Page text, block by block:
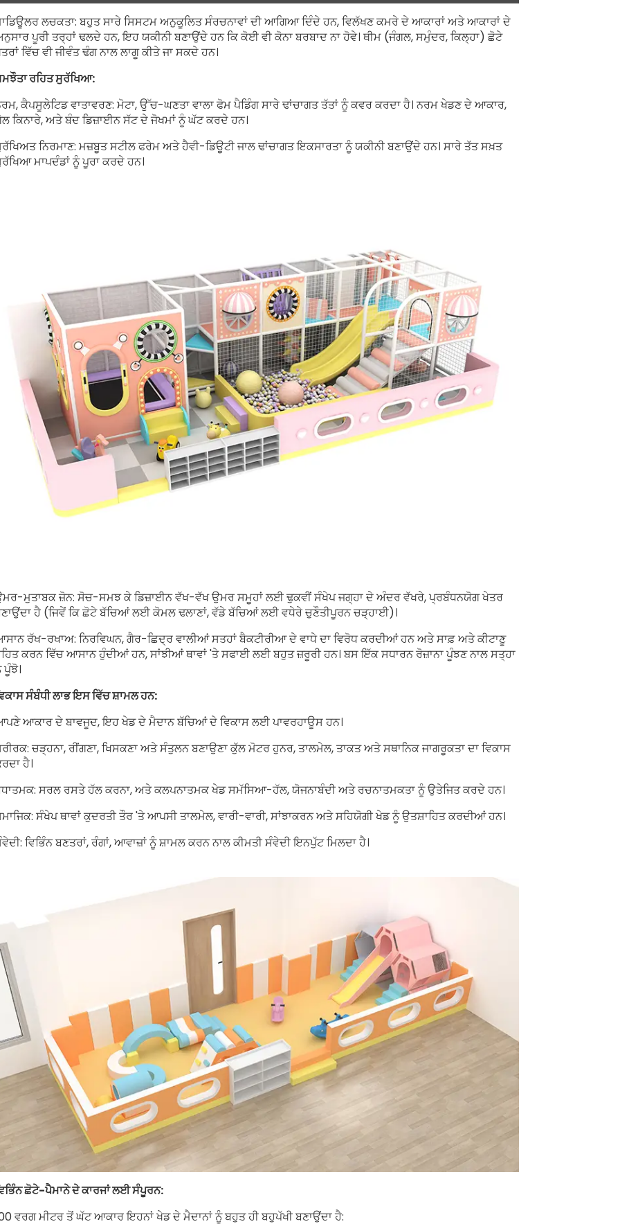
ਲਚਕਤਾ: ਬਹੁਤ ਸਾਰੇ ਸਿਸਟਮ ਅਨੁਕੂਲਿਤ ਸੰਰਚਨਾਵਾਂ ਦੀ ਆਗਿਆ ਦਿੰਦੇ ਹਨ, ਵਿਲੱਖਣ ਕਮਰੇ ਦੇ ਆਕਾਰਾਂ ਅਤੇ ਆਕਾਰਾਂ ਦੇ
ਪੂਰੀ ਤਰ੍ਹਾਂ ਢਲਦੇ ਹਨ, ਇਹ ਯਕੀਨੀ ਬਣਾਉਂਦੇ ਹਨ ਕਿ ਕੋਈ ਵੀ ਕੋਨਾ ਬਰਬਾਦ ਨਾ ਹੋਵੇ। ਥੀਮ (ਜੰਗਲ, ਸਮੁੰਦਰ, ਕਿਲ੍ਹਾ) ਛੋਟੇ
ਵਿੱਚ ਵੀ ਜੀਵੰਤ ਢੰਗ ਨਾਲ ਲਾਗੂ ਕੀਤੇ ਜਾ ਸਕਦੇ ਹਨ।
ਰਹਿਤ ਸੁਰੱਖਿਆ:
ਕੈਪਸੂਲੇਟਿਡ ਵਾਤਾਵਰਣ: ਮੋਟਾ, ਉੱਚ-ਘਣਤਾ ਵਾਲਾ ਫੋਮ ਪੈਡਿੰਗ ਸਾਰੇ ਢਾਂਚਾਗਤ ਤੱਤਾਂ ਨੂੰ ਕਵਰ ਕਰਦਾ ਹੈ। ਨਰਮ ਖੇਡਣ ਦੇ ਆਕਾਰ,
ਕਿਨਾਰੇ, ਅਤੇ ਬੰਦ ਡਿਜ਼ਾਈਨ ਸੱਟ ਦੇ ਜੋਖਮਾਂ ਨੂੰ ਘੱਟ ਕਰਦੇ ਹਨ।
ਨਿਰਮਾਣ: ਮਜ਼ਬੂਤ ​​ਸਟੀਲ ਫਰੇਮ ਅਤੇ ਹੈਵੀ-ਡਿਊਟੀ ਜਾਲ ਢਾਂਚਾਗਤ ਇਕਸਾਰਤਾ ਨੂੰ ਯਕੀਨੀ ਬਣਾਉਂਦੇ ਹਨ। ਸਾਰੇ ਤੱਤ ਸਖ਼ਤ
ਮਾਪਦੰਡਾਂ ਨੂੰ ਪੂਰਾ ਕਰਦੇ ਹਨ।
ਮੁਤਾਬਕ ਜ਼ੋਨ: ਸੋਚ-ਸਮਝ ਕੇ ਡਿਜ਼ਾਈਨ ਵੱਖ-ਵੱਖ ਉਮਰ ਸਮੂਹਾਂ ਲਈ ਢੁਕਵੀਂ ਸੰਖੇਪ ਜਗ੍ਹਾ ਦੇ ਅੰਦਰ ਵੱਖਰੇ, ਪ੍ਰਬੰਧਨਯੋਗ ਖੇਤਰ
ਹੈ (ਜਿਵੇਂ ਕਿ ਛੋਟੇ ਬੱਚਿਆਂ ਲਈ ਕੋਮਲ ਢਲਾਣਾਂ, ਵੱਡੇ ਬੱਚਿਆਂ ਲਈ ਵਧੇਰੇ ਚੁਣੌਤੀਪੂਰਨ ਚੜ੍ਹਾਈ)।
ਰੱਖ-ਰਖਾਅ: ਨਿਰਵਿਘਨ, ਗੈਰ-ਛਿਦ੍ਰ ਵਾਲੀਆਂ ਸਤਹਾਂ ਬੈਕਟੀਰੀਆ ਦੇ ਵਾਧੇ ਦਾ ਵਿਰੋਧ ਕਰਦੀਆਂ ਹਨ ਅਤੇ ਸਾਫ਼ ਅਤੇ ਕੀਟਾਣੂ
ਕਰਨ ਵਿੱਚ ਆਸਾਨ ਹੁੰਦੀਆਂ ਹਨ, ਸਾਂਝੀਆਂ ਥਾਵਾਂ 'ਤੇ ਸਫਾਈ ਲਈ ਬਹੁਤ ਜ਼ਰੂਰੀ ਹਨ। ਬਸ ਇੱਕ ਸਧਾਰਨ ਰੋਜ਼ਾਨਾ ਪੂੰਝਣ ਨਾਲ ਸਤ੍ਹਾ
ਪੂੰਝੋ।
ਸੰਬੰਧੀ ਲਾਭ ਇਸ ਵਿੱਚ ਸ਼ਾਮਲ ਹਨ:
ਆਕਾਰ ਦੇ ਬਾਵਜੂਦ, ਇਹ ਖੇਡ ਦੇ ਮੈਦਾਨ ਬੱਚਿਆਂ ਦੇ ਵਿਕਾਸ ਲਈ ਪਾਵਰਹਾਊਸ ਹਨ।
ਚੜ੍ਹਨਾ, ਰੀਂਗਣਾ, ਖਿਸਕਣਾ ਅਤੇ ਸੰਤੁਲਨ ਬਣਾਉਣਾ ਕੁੱਲ ਮੋਟਰ ਹੁਨਰ, ਤਾਲਮੇਲ, ਤਾਕਤ ਅਤੇ ਸਥਾਨਿਕ ਜਾਗਰੂਕਤਾ ਦਾ ਵਿਕਾਸ
ਹੈ।
ਸਰਲ ਰਸਤੇ ਹੱਲ ਕਰਨਾ, ਅਤੇ ਕਲਪਨਾਤਮਕ ਖੇਡ ਸਮੱਸਿਆ-ਹੱਲ, ਯੋਜਨਾਬੰਦੀ ਅਤੇ ਰਚਨਾਤਮਕਤਾ ਨੂੰ ਉਤੇਜਿਤ ਕਰਦੇ ਹਨ।
ਸੰਖੇਪ ਥਾਵਾਂ ਕੁਦਰਤੀ ਤੌਰ 'ਤੇ ਆਪਸੀ ਤਾਲਮੇਲ, ਵਾਰੀ-ਵਾਰੀ, ਸਾਂਝਾਕਰਨ ਅਤੇ ਸਹਿਯੋਗੀ ਖੇਡ ਨੂੰ ਉਤਸ਼ਾਹਿਤ ਕਰਦੀਆਂ ਹਨ।
ਵਿਭਿੰਨ ਬਣਤਰਾਂ, ਰੰਗਾਂ, ਆਵਾਜ਼ਾਂ ਨੂੰ ਸ਼ਾਮਲ ਕਰਨ ਨਾਲ ਕੀਮਤੀ ਸੰਵੇਦੀ ਇਨਪੁੱਟ ਮਿਲਦਾ ਹੈ।
ਛੋਟੇ-ਪੈਮਾਨੇ ਦੇ ਕਾਰਜਾਂ ਲਈ ਸੰਪੂਰਨ:
ਵਰਗ ਮੀਟਰ ਤੋਂ ਘੱਟ ਆਕਾਰ ਇਹਨਾਂ ਖੇਡ ਦੇ ਮੈਦਾਨਾਂ ਨੂੰ ਬਹੁਤ ਹੀ ਬਹੁਪੱਖੀ ਬਣਾਉਂਦਾ ਹੈ: